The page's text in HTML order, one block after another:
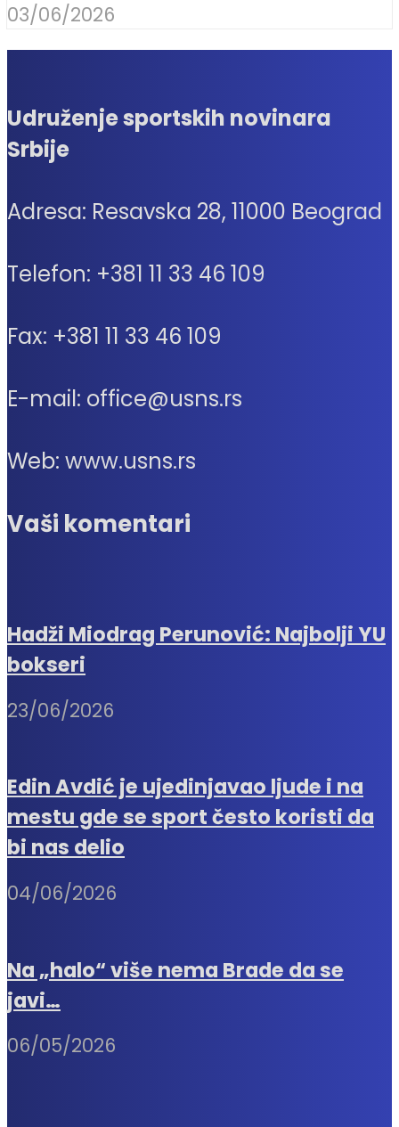
03/06/2026
Udruženje sportskih novinara
Srbije
Adresa: Resavska 28, 11000 Beograd
Telefon: +381 11 33 46 109
Fax: +381 11 33 46 109
E-mail: office@usns.rs
Web: www.usns.rs
Vaši komentari
Hadži Miodrag Perunović: Najbolji YU
bokseri
23/06/2026
Edin Avdić je ujedinjavao ljude i na
mestu gde se sport često koristi da
bi nas delio
04/06/2026
Na „halo“ više nema Brade da se
javi…
06/05/2026